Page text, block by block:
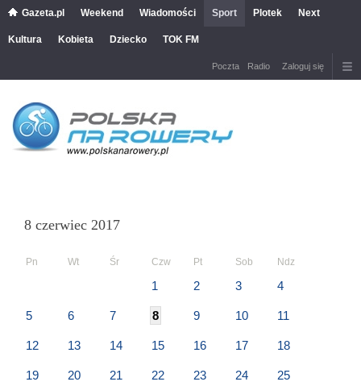
Gazeta.pl Weekend Wiadomości Sport Plotek Next
Kultura Kobieta Dziecko TOK FM
Poczta Radio Zaloguj się
8 czerwiec 2017
Pn Wt Śr Czw Pt Sob Ndz
1 2 3 4
5 6 7 8 9 10 11
12 13 14 15 16 17 18
19 20 21 22 23 24 25